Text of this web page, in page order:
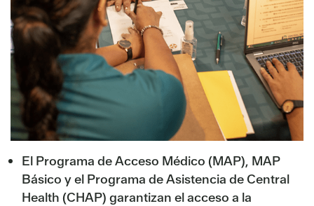
El Programa de Acceso Médico (MAP), MAP
Básico y el Programa de Asistencia de Central
Health (CHAP) garantizan el acceso a la